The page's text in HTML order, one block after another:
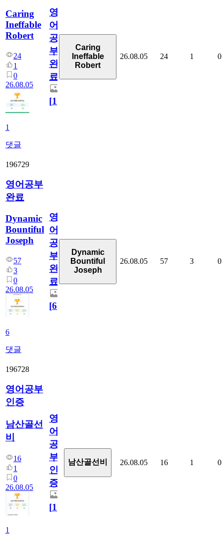
Caring
Ineffable
Robert
24
1
0
26.08.05
1
댓글
영
어
공
부
완
료
[1]
Caring
Ineffable
Robert
26.08.05 24 1 0
196729
영어공부
완료
Dynamic
Bountiful
Joseph
57
3
0
26.08.05
6
댓글
영
어
공
부
완
료
[6]
Dynamic
Bountiful
Joseph
26.08.05 57 3 0
196728
영어공부
인증
남산골선
비
16
1
0
26.08.05
1
영
어
공
부
인
증
[1]
남산골선비 26.08.05 16 1 0